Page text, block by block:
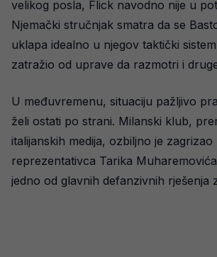
velikog posla, Flick navodno nije u
Njemački stručnjak smatra da se
uklapa idealno u njegov taktički
zatražio od uprave da razmotri i
U međuvremenu, situaciju pažljivo
želi ostati po strani. Milanski klub,
italijanskih medija, ozbiljno je zagrizao
reprezentativca Tarika
jedno od glavnih defanzivnih rješenja